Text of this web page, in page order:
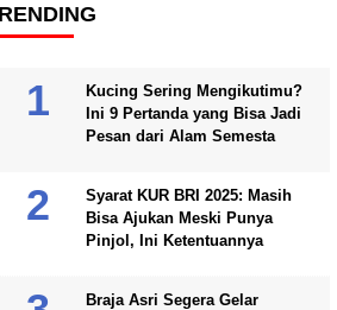
Kucing Sering Mengikutimu?
Ini 9 Pertanda yang Bisa Jadi
Pesan dari Alam Semesta
Syarat KUR BRI 2025: Masih
Bisa Ajukan Meski Punya
Pinjol, Ini Ketentuannya
Braja Asri Segera Gelar